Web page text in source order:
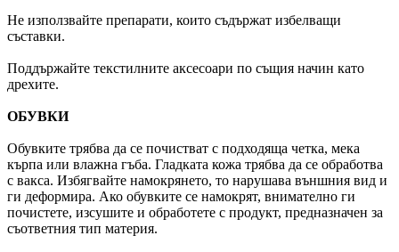
Не използвайте препарати, които съдържат избелващи
съставки.
Поддържайте текстилните аксесоари по същия начин като
дрехите.
ОБУВКИ
Обувките трябва да се почистват с подходяща четка, мека
кърпа или влажна гъба. Гладката кожа трябва да се обработва
с вакса. Избягвайте намокрянето, то нарушава външния вид и
ги деформира. Ако обувките се намокрят, внимателно ги
почистете, изсушите и обработете с продукт, предназначен за
съответния тип материя.